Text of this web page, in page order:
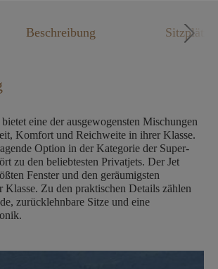
Beschreibung Sitzplätze
eine der ausgewogensten Mischungen
Komfort und Reichweite in ihrer Klasse.
Option in der Kategorie der Super-
zu den beliebtesten Privatjets. Der Jet
Fenster und den geräumigsten
Klasse. Zu den praktischen Details zählen
zurücklehnbare Sitze und eine